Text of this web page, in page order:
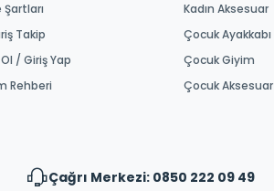
Şartları
Takip
/ Giriş Yap
Rehberi
Kadın Aksesuar
Çocuk Ayakkabı
Çocuk Giyim
Çocuk Aksesuar
Çağrı Merkezi: 0850 222 09 49